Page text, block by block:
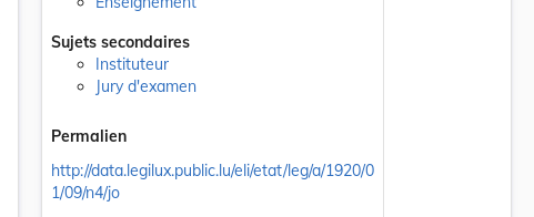
Sujets secondaires
Instituteur
Jury d'examen
Permalien
http://data.legilux.public.lu/eli/etat/leg/a/1920/0
1/09/n4/jo